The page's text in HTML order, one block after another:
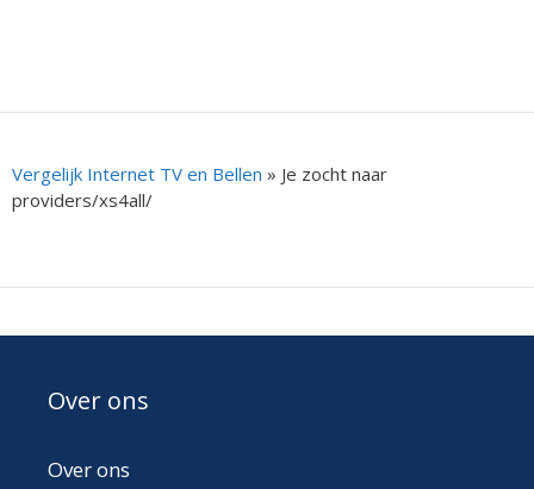
Vergelijk Internet TV en Bellen » Je zocht naar
providers/xs4all/
Over ons
Over ons